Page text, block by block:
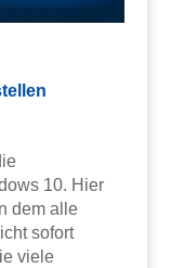
10. Hier
dem alle
sofort
viele